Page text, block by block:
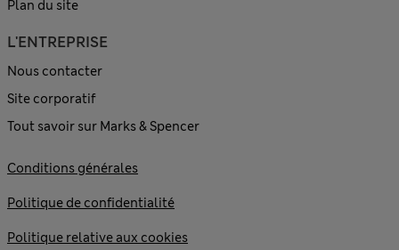
Plan du site
L'ENTREPRISE
Nous contacter
Site corporatif
Tout savoir sur Marks & Spencer
Conditions générales
Politique de confidentialité
Politique relative aux cookies